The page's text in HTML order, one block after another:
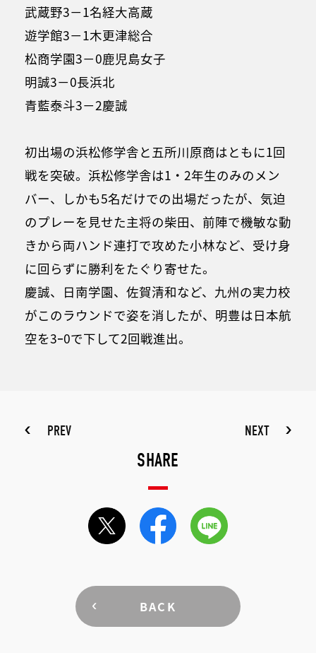
武蔵野3－1名経大高蔵
遊学館3－1木更津総合
松商学園3－0鹿児島女子
明誠3－0長浜北
青藍泰斗3－2慶誠
初出場の浜松修学舎と五所川原商はともに1回
戦を突破。浜松修学舎は1・2年生のみのメン
バー、しかも5名だけでの出場だったが、気迫
のプレーを見せた主将の柴田、前陣で機敏な動
きから両ハンド連打で攻めた小林など、受け身
に回らずに勝利をたぐり寄せた。
慶誠、日南学園、佐賀清和など、九州の実力校
がこのラウンドで姿を消したが、明豊は日本航
空を3ｰ0で下して2回戦進出。
PREV NEXT
SHARE
BACK